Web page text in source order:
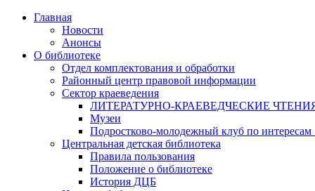
Главная
Новости
Анонсы
О библиотеке
Отдел комплектования и обработки
Районный центр правовой информации
Сектор краеведения
ЛИТЕРАТУРНО-КРАЕВЕДЧЕСКИЕ
Музеи
Подростково-молодежный клуб по интересам
Центральная детская библиотека
Правила пользования
Положение о библиотеке
История ДЦБ